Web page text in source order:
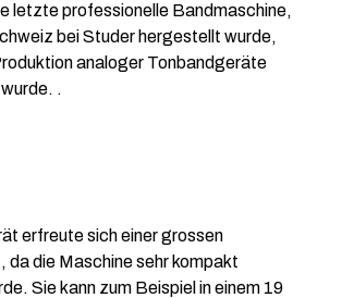
letzte professionelle Bandmaschine,
bei Studer hergestellt wurde,
analoger Tonbandgeräte
.
erfreute sich einer grossen
da die Maschine sehr kompakt
Sie kann zum Beispiel in einem 19